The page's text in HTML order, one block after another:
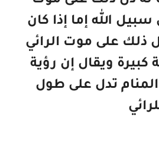
الله إما إذا كان
على موت الرائي
ويقال إن رؤية
تدل على طول